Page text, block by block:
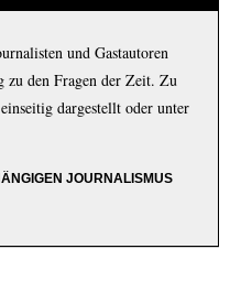
und Gastautoren
den Fragen der Zeit. Zu
dargestellt oder unter
JOURNALISMUS